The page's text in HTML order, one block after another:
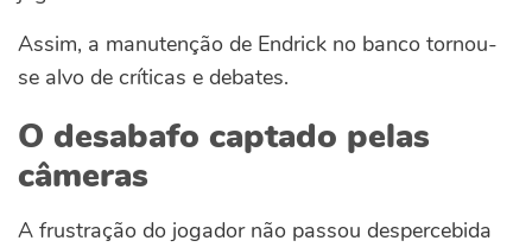
Assim, a manutenção de Endrick no banco tornou-
se alvo de críticas e debates.
O desabafo captado pelas
câmeras
A frustração do jogador não passou despercebida